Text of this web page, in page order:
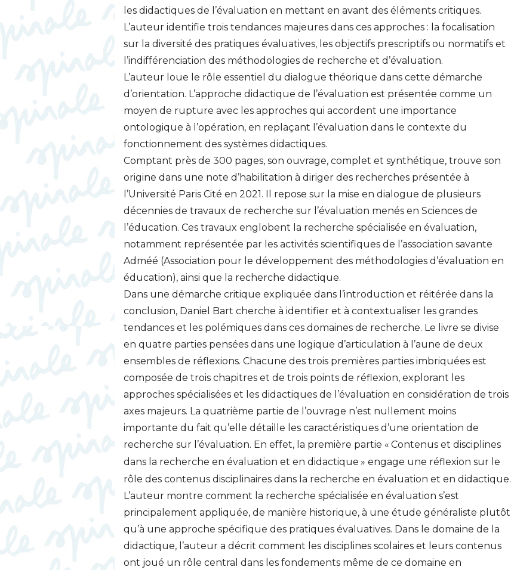
les didactiques de l’évaluation en mettant en avant des éléments critiques.
L’auteur identifie trois tendances majeures dans ces approches : la focalisation
sur la diversité des pratiques évaluatives, les objectifs prescriptifs ou normatifs et
l’indifférenciation des méthodologies de recherche et d’évaluation.
L’auteur loue le rôle essentiel du dialogue théorique dans cette démarche
d’orientation. L’approche didactique de l’évaluation est présentée comme un
moyen de rupture avec les approches qui accordent une importance
ontologique à l’opération, en replaçant l’évaluation dans le contexte du
fonctionnement des systèmes didactiques.
Comptant près de 300 pages, son ouvrage, complet et synthétique, trouve son
origine dans une note d’habilitation à diriger des recherches présentée à
l’Université Paris Cité en 2021. Il repose sur la mise en dialogue de plusieurs
décennies de travaux de recherche sur l’évaluation menés en Sciences de
l’éducation. Ces travaux englobent la recherche spécialisée en évaluation,
notamment représentée par les activités scientifiques de l’association savante
Adméé (Association pour le développement des méthodologies d’évaluation en
éducation), ainsi que la recherche didactique.
Dans une démarche critique expliquée dans l’introduction et réitérée dans la
conclusion, Daniel Bart cherche à identifier et à contextualiser les grandes
tendances et les polémiques dans ces domaines de recherche. Le livre se divise
en quatre parties pensées dans une logique d’articulation à l’aune de deux
ensembles de réflexions. Chacune des trois premières parties imbriquées est
composée de trois chapitres et de trois points de réflexion, explorant les
approches spécialisées et les didactiques de l’évaluation en considération de trois
axes majeurs. La quatrième partie de l’ouvrage n’est nullement moins
importante du fait qu’elle détaille les caractéristiques d’une orientation de
recherche sur l’évaluation. En effet, la première partie « Contenus et disciplines
dans la recherche en évaluation et en didactique » engage une réflexion sur le
rôle des contenus disciplinaires dans la recherche en évaluation et en didactique.
L’auteur montre comment la recherche spécialisée en évaluation s’est
principalement appliquée, de manière historique, à une étude généraliste plutôt
qu’à une approche spécifique des pratiques évaluatives. Dans le domaine de la
didactique, l’auteur a décrit comment les disciplines scolaires et leurs contenus
ont joué un rôle central dans les fondements même de ce domaine en